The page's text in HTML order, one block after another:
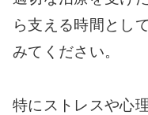
ら支える時間とし
みてください。
特にストレスや心